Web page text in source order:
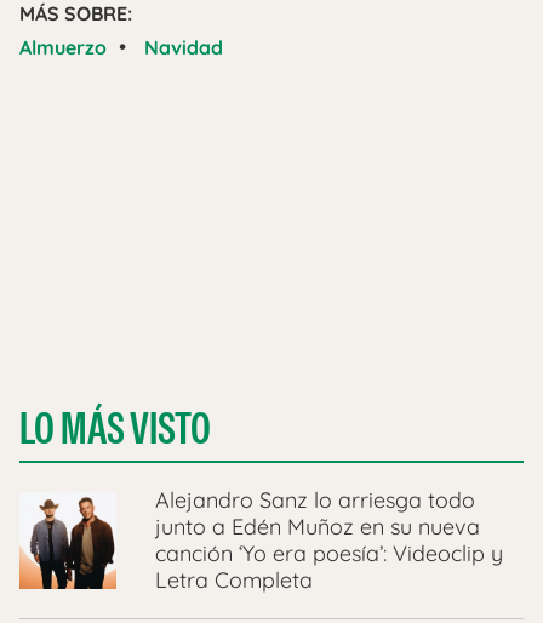
MÁS SOBRE:
Almuerzo • Navidad
LO MÁS VISTO
Alejandro Sanz lo arriesga todo
junto a Edén Muñoz en su nueva
canción ‘Yo era poesía’: Videoclip y
Letra Completa